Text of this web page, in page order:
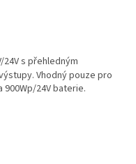
24V s přehledným
Vhodný pouze pro
900Wp/24V baterie.